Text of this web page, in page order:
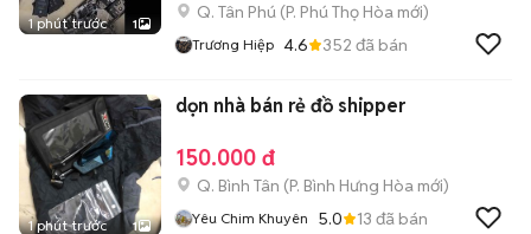
1 phút trước 1
Q. Tân Phú (P. Phú Thọ Hòa mới)
Trương Hiệp 4.6 352 đã bán
1 phút trước 1
dọn nhà bán rẻ đồ shipper
150.000 đ
Q. Bình Tân (P. Bình Hưng Hòa mới)
Yêu Chim Khuyên 5.0 13 đã bán